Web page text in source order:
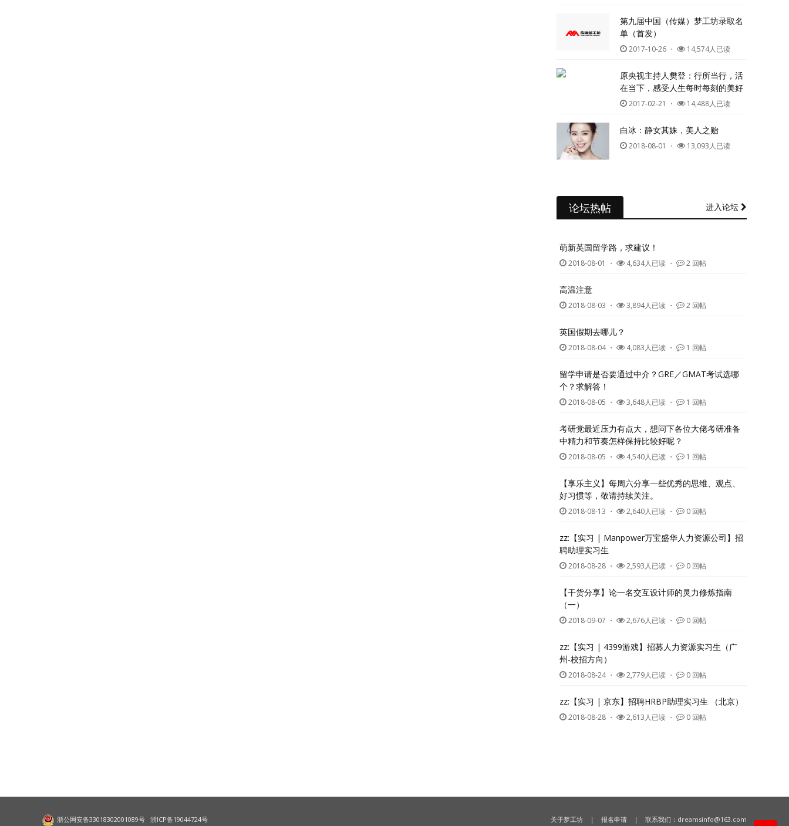
第九届中国（传媒）梦工坊录取名
单（首发）
2017-10-26 ・ 14,574人已读
原央视主持人樊登：行所当行，活
在当下，感受人生每时每刻的美好
2017-02-21 ・ 14,488人已读
白冰：静女其姝，美人之贻
2018-08-01 ・ 13,093人已读
论坛热帖 进入论坛
萌新英国留学路，求建议！
2018-08-01 ・ 4,634人已读 ・ 2 回帖
高温注意
2018-08-03 ・ 3,894人已读 ・ 2 回帖
英国假期去哪儿？
2018-08-04・ 4,083人已读 ・ 1 回帖
留学申请是否要通过中介？GRE／GMAT考试选哪
个？求解答！
2018-08-05 ・ 3,648人已读 ・ 1 回帖
考研党最近压力有点大，想问下各位大佬考研准备
中精力和节奏怎样保持比较好呢？
2018-08-05 ・ 4,540人已读 ・ 1 回帖
【享乐主义】每周六分享一些优秀的思维、观点、
好习惯等，敬请持续关注。
2018-08-13 ・ 2,640人已读 ・ 0 回帖
zz:【实习 | Manpower万宝盛华人力资源公司】招
聘助理实习生
2018-08-28 ・ 2,593人已读 ・ 0 回帖
【干货分享】论一名交互设计师的灵力修炼指南
（一）
2018-09-07 ・ 2,676人已读 ・ 0 回帖
zz:【实习 | 4399游戏】招募人力资源实习生（广
州-校招方向）
2018-08-24・ 2,779人已读 ・ 0 回帖
zz:【实习 | 京东】招聘HRBP助理实习生 （北京）
2018-08-28 ・ 2,613人已读 ・ 0 回帖
浙公网安备33018302001089号 浙ICP备19044724号 关于梦工坊 | 报名申请 | 联系我们： dreamsinfo@163.com